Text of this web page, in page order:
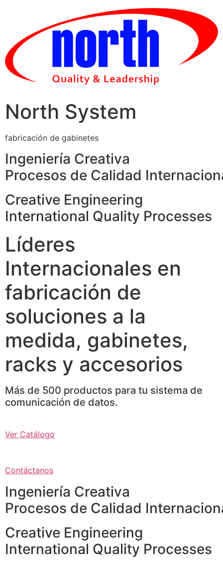
North System
fabricación de gabinetes
Ingeniería Creativa
Procesos de Calidad
Creative Engineering
International Quality Processes
Líderes
Internacionales en
fabricación de
soluciones a la
medida, gabinetes,
racks y accesorios
Más de 500 productos para tu sistema de
comunicación de datos.
Ver Catálogo
Contáctanos
Ingeniería Creativa
Procesos de Calidad
Creative Engineering
International Quality Processes